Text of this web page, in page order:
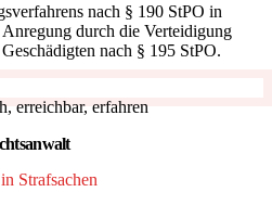
nach § 190 StPO in
durch die Verteidigung
nach § 195 StPO.
erreichbar, erfahren
Strafsachen